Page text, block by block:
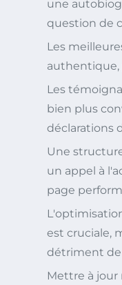
une
question de
Les
authentique,
Les
bien plus
déclarations
Une
un appel à
page
est cruciale,
détriment de
Mettre à